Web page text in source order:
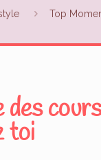
Top
toi